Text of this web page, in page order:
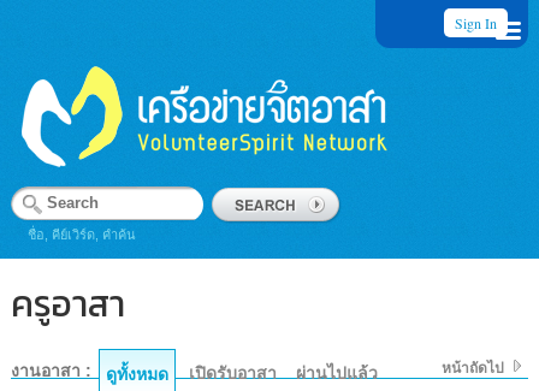
Sign In
ชื่อ, คีย์เวิร์ด, คำค้น
ครูอาสา
งานอาสา : ดูทั้งหมด เปิดรับอาสา ผ่านไปแล้ว หน้าถัดไป